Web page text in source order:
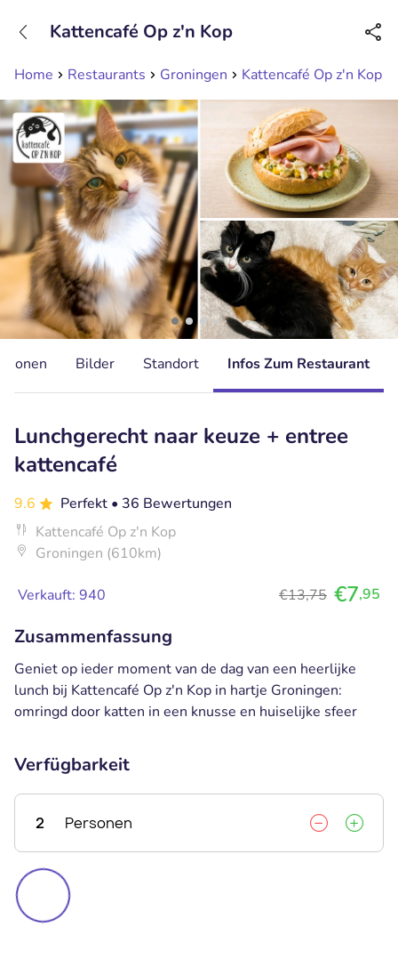
Erreichbar bis 23:00 Uhr (max 0,09€/Min)
Home Restaurants Groningen Kattencafé Op z'n Kop
Kattencafé Op z'n Kop
Bilder Standort Infos Zum Restaurant
Lunchgerecht naar keuze + entree
kattencafé
9.6 Perfekt • 36 Bewertungen
Kattencafé Op z'n Kop
Groningen (610km)
Verkauft: 940 €13,75 €7,95
Zusammenfassung
Geniet op ieder moment van de dag van een heerlijke
lunch bij Kattencafé Op z'n Kop in hartje Groningen:
omringd door katten in een knusse en huiselijke sfeer
Verfügbarkeit
2 Personen